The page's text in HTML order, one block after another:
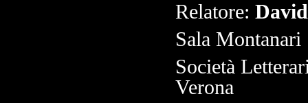
Relatore:
Sala Montanari
Società
Verona